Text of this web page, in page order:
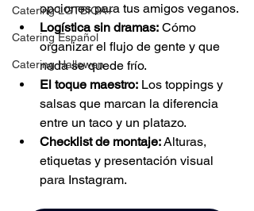
Catering LGTBIQA+
Catering Español
Catering Hallowen
opciones para tus amigos veganos.
Logística sin dramas: Cómo
organizar el flujo de gente y que
nada se quede frío.
El toque maestro: Los toppings y
salsas que marcan la diferencia
entre un taco y un platazo.
Checklist de montaje: Alturas,
etiquetas y presentación visual
para Instagram.